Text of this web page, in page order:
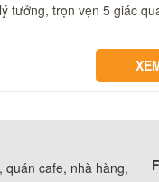
lý tưởng, trọn vẹn 5 giác
cafe, nhà hàng,